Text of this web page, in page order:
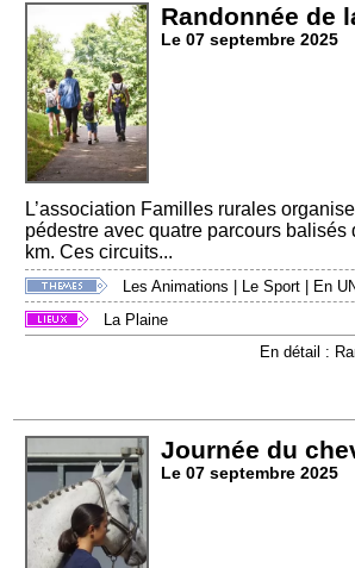
Randonnée de
Le 07 septembre 2025
L’association Familles rurales
pédestre avec quatre parcours balisés
km. Ces circuits...
Les Animations Le Sport
En
La Plaine
En détail :
Journée du
Le 07 septembre 2025